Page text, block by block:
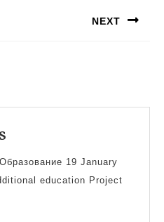
NEXT
19 January
education Project